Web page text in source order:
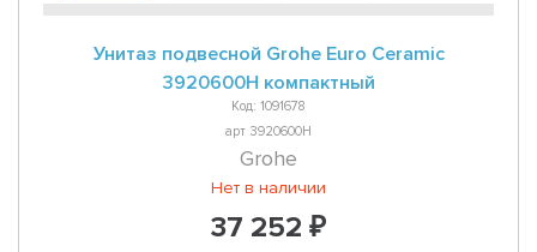
Унитаз подвесной Grohe Euro Ceramic
3920600H компактный
Код: 1091678
арт 3920600H
Grohe
Нет в наличии
37 252 ₽